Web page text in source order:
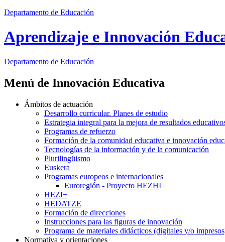
Departamento de Educación
Aprendizaje e Innovación
Departamento de Educación
Menú de Innovación Educativa
Ámbitos de actuación
Desarrollo curricular. Planes de estudio
Estrategia integral para la mejora de resultados
Programas de refuerzo
Formación de la comunidad educativa e innovación
Tecnologías de la información y de la comunicación
Plurilingüismo
Euskera
Programas europeos e internacionales
Euroregión - Proyecto HEZHI
HEZI+
HEDATZE
Formación de direcciones
Instrucciones para las figuras de innovación
Programa de materiales didácticos (digitales y/o
Normativa y orientaciones